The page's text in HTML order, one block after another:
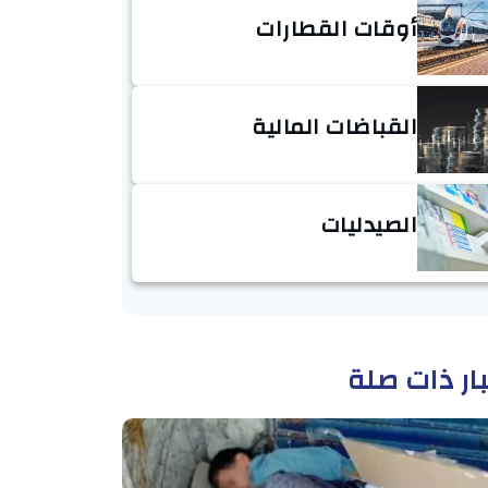
أوقات القطارات
القباضات المالية
الصيدليات
ذات صلة